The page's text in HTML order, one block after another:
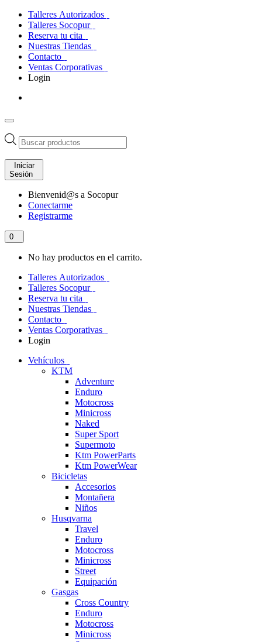
Talleres Autorizados
Talleres Socopur
Reserva tu cita
Nuestras Tiendas
Contacto
Ventas Corporativas
Login
Búsqueda
de
productos
Iniciar
Sesión
Bienvenid@s a Socopur
Conectarme
Registrarme
0
No hay productos en el carrito.
Talleres Autorizados
Talleres Socopur
Reserva tu cita
Nuestras Tiendas
Contacto
Ventas Corporativas
Login
Vehículos
KTM
Adventure
Enduro
Motocross
Minicross
Naked
Super Sport
Supermoto
Ktm PowerParts
Ktm PowerWear
Bicicletas
Accesorios
Montañera
Niños
Husqvarna
Travel
Enduro
Motocross
Minicross
Street
Equipación
Gasgas
Cross Country
Enduro
Motocross
Minicross